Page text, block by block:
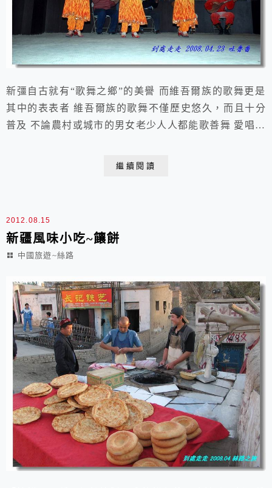
新彊自古就有“歌舞之鄉”的美譽 而維吾爾族的歌舞更是
其中的表表者 維吾爾族的歌舞不僅歷史悠久，而且十分
普及 不論農村或城市的男女老少人人都能歌善舞 愛唱愛
繼續閱讀
2012.08.15
新疆風味小吃~饟餅
中國旅遊~絲路